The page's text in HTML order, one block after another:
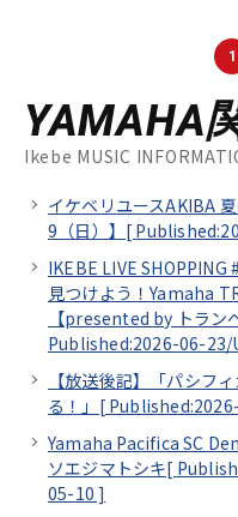
1
YAMAHA
Ikebe MUSIC
イケベリユースAKIBA
9（日）】[
IKEBE LIVE
見つけよう！Yamaha
【presented by トラン
Published:2026-06-23/
【放送後記】「パシフ
る！」[
Yamaha Pacifica SC
ソエジマトシキ[
05-10 ]